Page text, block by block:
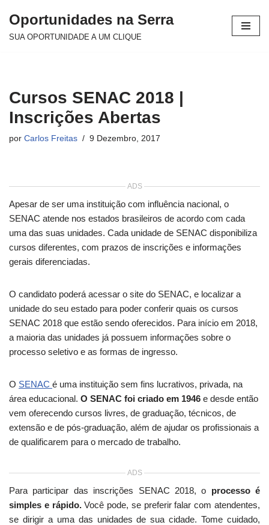
Avançar
Oportunidades na Serra
SUA OPORTUNIDADE A UM CLIQUE
Cursos SENAC 2018 |
Inscrições Abertas
por Carlos Freitas 9 Dezembro, 2017
ADS
Apesar de ser uma instituição com influência nacional, o
SENAC atende nos estados brasileiros de acordo com cada
uma das suas unidades. Cada unidade de SENAC disponibiliza
cursos diferentes, com prazos de inscrições e informações
gerais diferenciadas.
O candidato poderá acessar o site do SENAC, e localizar a
unidade do seu estado para poder conferir quais os cursos
SENAC 2018 que estão sendo oferecidos. Para início em 2018,
a maioria das unidades já possuem informações sobre o
processo seletivo e as formas de ingresso.
O SENAC é uma instituição sem fins lucrativos, privada, na
área educacional. O SENAC foi criado em 1946 e desde então
vem oferecendo cursos livres, de graduação, técnicos, de
extensão e de pós-graduação, além de ajudar os profissionais a
de qualificarem para o mercado de trabalho.
ADS
Para participar das inscrições SENAC 2018, o processo é
simples e rápido.Você pode, se preferir falar com atendentes,
se dirigir a uma das unidades de sua cidade. Tome cuidado,